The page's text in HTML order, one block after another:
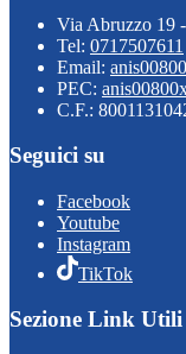
Via Abruzzo 19
Tel: 0717507611
Email:
PEC:
C.F.:
Seguici su
Facebook
Youtube
Instagram
TikTok
Sezione Link Utili